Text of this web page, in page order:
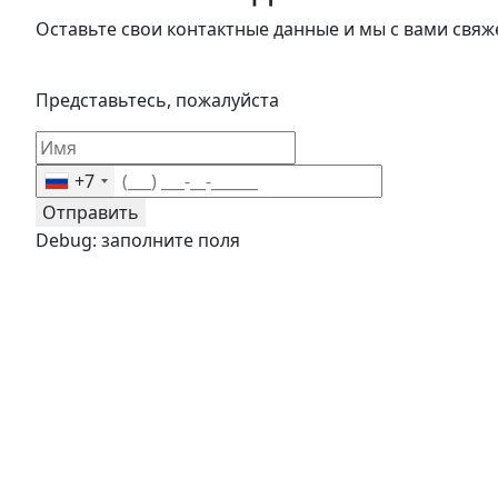
Оставьте свои контактные данные и мы с вами
Представьтесь, пожалуйста
+7
Отправить
Debug: заполните поля